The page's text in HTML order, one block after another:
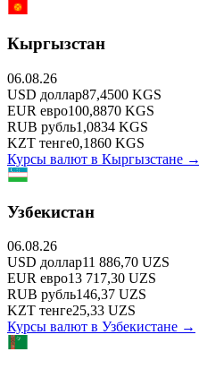
Кыргызстан
06.08.26
USD доллар87,4500 KGS
EUR евро100,8870 KGS
RUB рубль1,0834 KGS
KZT тенге0,1860 KGS
Курсы валют в Кыргызстане →
Узбекистан
06.08.26
USD доллар11 886,70 UZS
EUR евро13 717,30 UZS
RUB рубль146,37 UZS
KZT тенге25,33 UZS
Курсы валют в Узбекистане →